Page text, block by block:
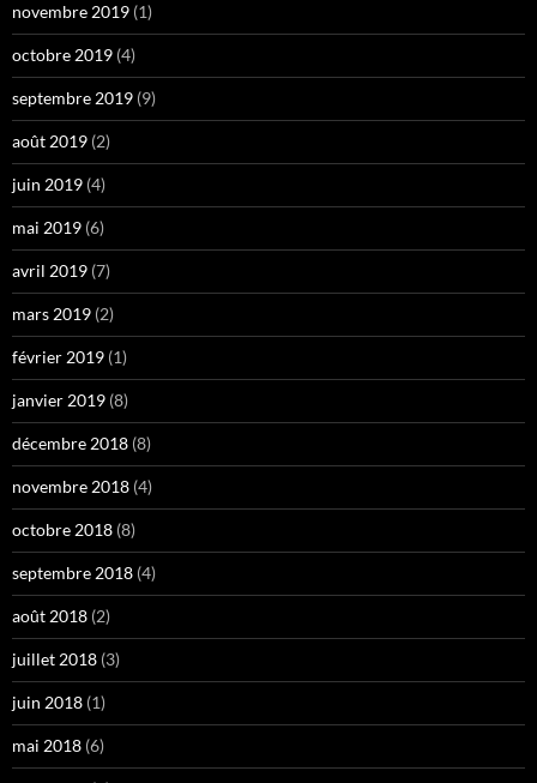
novembre 2019 (1)
octobre 2019 (4)
septembre 2019 (9)
août 2019 (2)
juin 2019 (4)
mai 2019 (6)
avril 2019 (7)
mars 2019 (2)
février 2019 (1)
janvier 2019 (8)
décembre 2018 (8)
novembre 2018 (4)
octobre 2018 (8)
septembre 2018 (4)
août 2018 (2)
juillet 2018 (3)
juin 2018 (1)
mai 2018 (6)